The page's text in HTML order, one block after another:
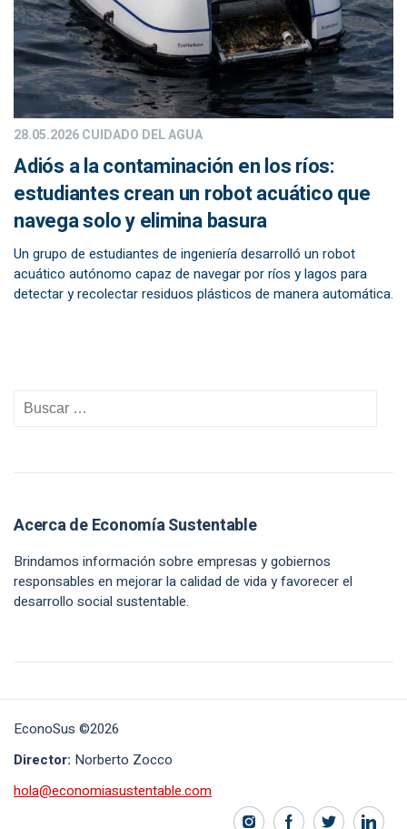
28.05.2026CUIDADO DEL AGUA
Adiós a la contaminación en los ríos:
estudiantes crean un robot acuático que
navega solo y elimina basura
Un grupo de estudiantes de ingeniería desarrolló un robot
acuático autónomo capaz de navegar por ríos y lagos para
detectar y recolectar residuos plásticos de manera automática.
Acerca de Economía Sustentable
Brindamos información sobre empresas y gobiernos
responsables en mejorar la calidad de vida y favorecer el
desarrollo social sustentable.
EconoSus ©2026
Director: Norberto Zocco
hola@economiasustentable.com